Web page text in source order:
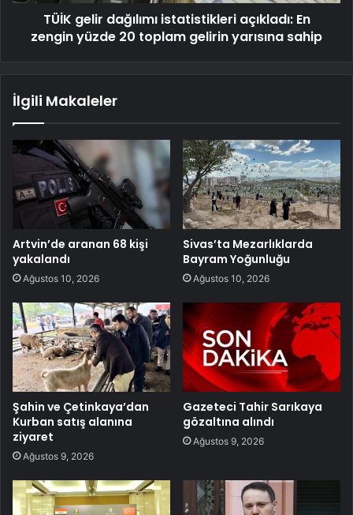
TÜİK gelir dağılımı istatistikleri açıkladı: En
zengin yüzde 20 toplam gelirin yarısına sahip
İlgili Makaleler
Artvin’de aranan 68 kişi
yakalandı
Ağustos 10, 2026
Sivas’ta Mezarlıklarda
Bayram Yoğunluğu
Ağustos 10, 2026
Şahin ve Çetinkaya’dan
Kurban satış alanına
ziyaret
Ağustos 9, 2026
Gazeteci Tahir Sarıkaya
gözaltına alındı
Ağustos 9, 2026